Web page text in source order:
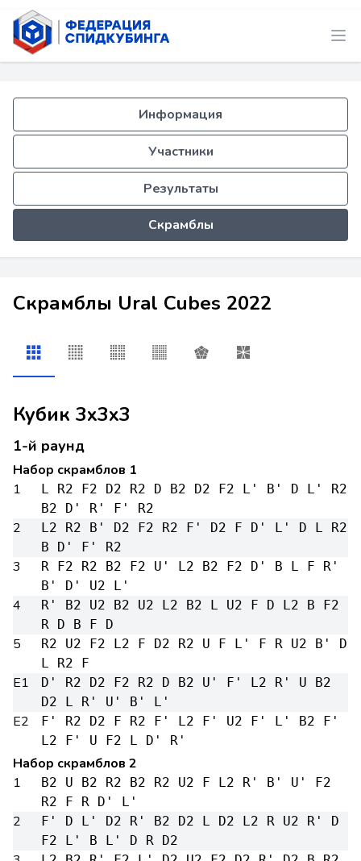
Информация
Участники
Результаты
Скрамблы
Скрамблы Ural Cubes 2022
Кубик 3x3x3
1-й раунд
Набор скрамблов 1
1
L R2 F2 D2 R2 D B2 D2 F2 L' B' D L' R2
B2 D' R' F' R2
2
L2 R2 B' D2 F2 R2 F' D2 F D' L' D L R2
B D' F' R2
3
R F2 R2 B2 F2 U' L2 B2 F2 D' B L F R'
B' D' U2 L'
4
R' B2 U2 B2 U2 L2 B2 L U2 F D L2 B F2
R D B F D
5
R2 U2 F2 L2 F D2 R2 U F L' F R U2 B' D
L R2 F
E1
D' R2 D2 F2 R2 D B2 U' F' L2 R' U B2
D2 L R' U' B' L'
E2
F' R2 D2 F R2 F' L2 F' U2 F' L' B2 F'
L2 F' U F2 L D' R'
Набор скрамблов 2
1
B2 U B2 R2 B2 R2 U2 F L2 R' B' U' F2
R2 F R D' L'
2
F' D L' D2 R' B2 D2 L D2 L2 R U2 R' D
F2 L' B L' D R D2